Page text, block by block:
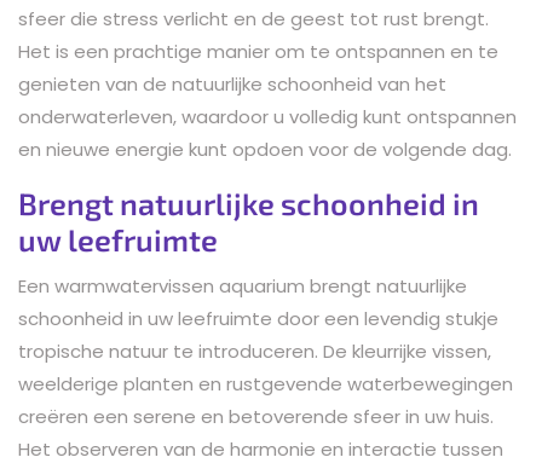
sfeer die stress verlicht en de geest tot rust brengt.
Het is een prachtige manier om te ontspannen en te
genieten van de natuurlijke schoonheid van het
onderwaterleven, waardoor u volledig kunt ontspannen
en nieuwe energie kunt opdoen voor de volgende dag.
Brengt natuurlijke schoonheid in
uw leefruimte
Een warmwatervissen aquarium brengt natuurlijke
schoonheid in uw leefruimte door een levendig stukje
tropische natuur te introduceren. De kleurrijke vissen,
weelderige planten en rustgevende waterbewegingen
creëren een serene en betoverende sfeer in uw huis.
Het observeren van de harmonie en interactie tussen